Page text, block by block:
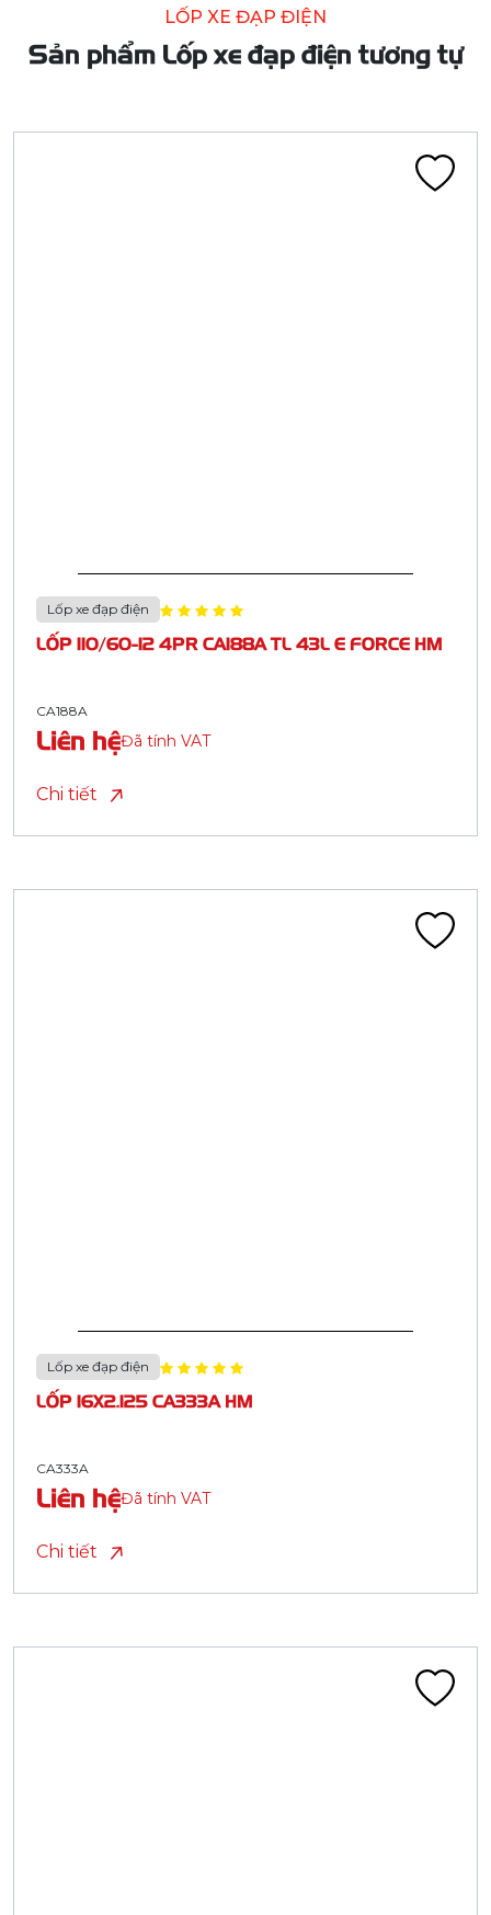
LỐP XE ĐẠP ĐIỆN
Sản phẩm Lốp xe đạp điện tương tự
Lốp xe đạp điện
LỐP 110/60-12 4PR CA188A TL 43L E FORCE HM
CA188A
Liên hệĐã tính VAT
Chi tiết
Lốp xe đạp điện
LỐP 16X2.125 CA333A HM
CA333A
Liên hệĐã tính VAT
Chi tiết